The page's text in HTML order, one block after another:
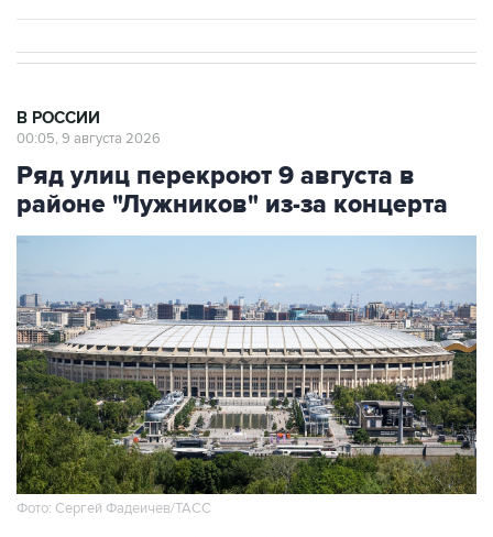
В РОССИИ
00:05, 9 августа 2026
Ряд улиц перекроют 9 августа в
районе "Лужников" из-за концерта
Фото: Сергей Фадеичев/ТАСС